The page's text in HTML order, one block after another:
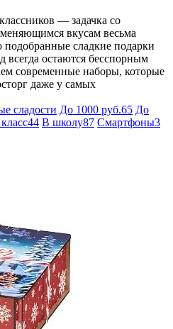
— задачка со
меняющимся вкусам весьма
сладкие подарки
всегда остаются бесспорным
современные наборы, которые
даже у самых
сладости До 1000 руб.65 До
44 В школу87 Смартфоны3